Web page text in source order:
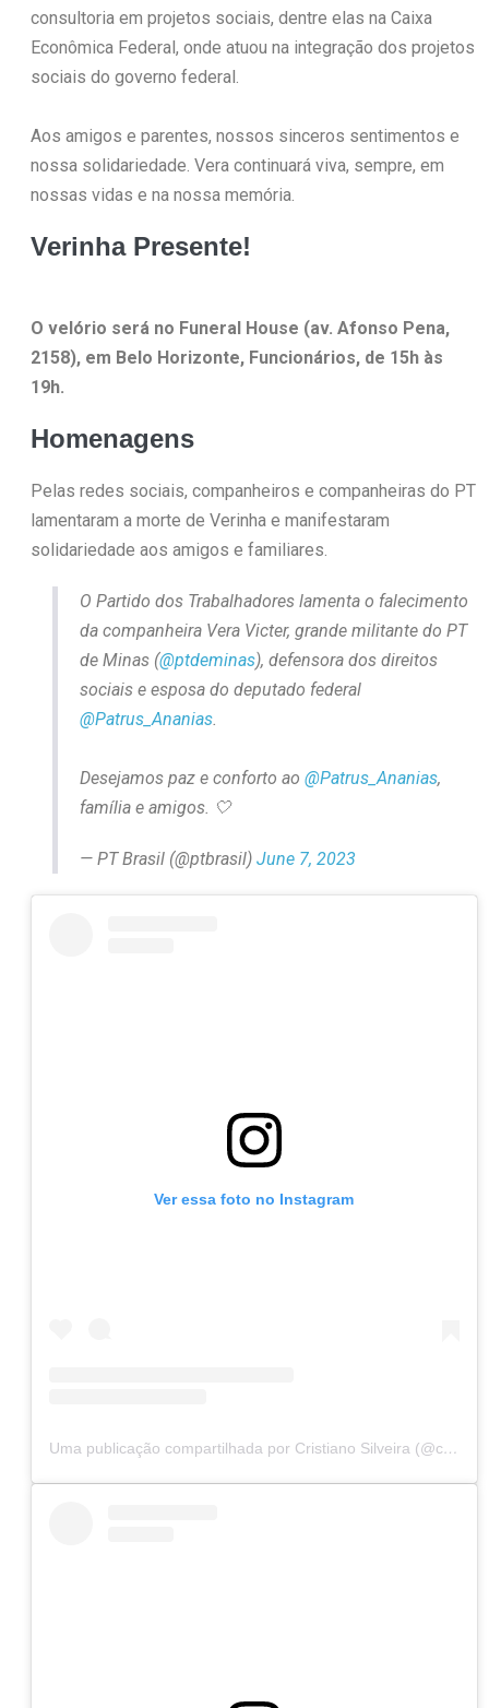
consultoria em projetos sociais, dentre elas na Caixa
Econômica Federal, onde atuou na integração dos projetos
sociais do governo federal.
Aos amigos e parentes, nossos sinceros sentimentos e
nossa solidariedade. Vera continuará viva, sempre, em
nossas vidas e na nossa memória.
Verinha Presente!
O velório será no Funeral House (av. Afonso Pena,
2158), em Belo Horizonte, Funcionários, de 15h às
19h.
Homenagens
Pelas redes sociais, companheiros e companheiras do PT
lamentaram a morte de Verinha e manifestaram
solidariedade aos amigos e familiares.
O Partido dos Trabalhadores lamenta o falecimento
da companheira Vera Victer, grande militante do PT
de Minas (@ptdeminas), defensora dos direitos
sociais e esposa do deputado federal
@Patrus_Ananias.
Desejamos paz e conforto ao @Patrus_Ananias,
família e amigos. 🤍
— PT Brasil (@ptbrasil) June 7, 2023
Ver essa foto no Instagram
Uma publicação compartilhada por Cristiano Silveira (@cristianosilveiramg)